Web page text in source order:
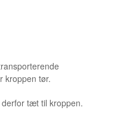
kroppen tør.
tæt til kroppen.